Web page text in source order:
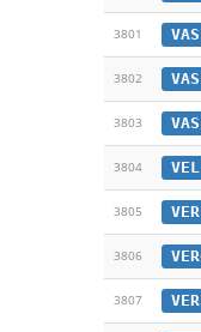
3801
3802
3803
3804
3805
3806
3807